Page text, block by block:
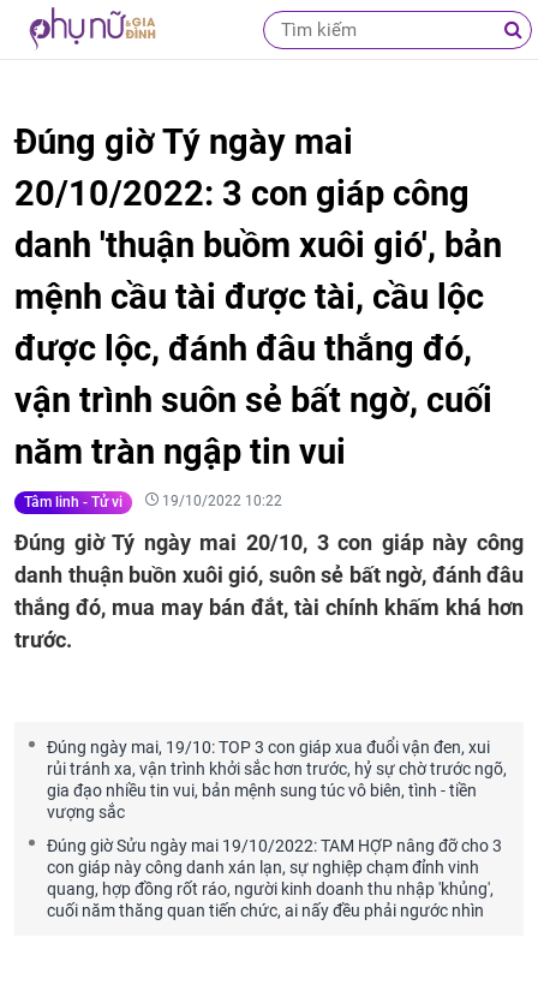
Đúng giờ Tý ngày mai
20/10/2022: 3 con giáp công
danh 'thuận buồm xuôi gió', bản
mệnh cầu tài được tài, cầu lộc
được lộc, đánh đâu thắng đó,
vận trình suôn sẻ bất ngờ, cuối
năm tràn ngập tin vui
Tâm linh - Tử vi 19/10/2022 10:22
Đúng giờ Tý ngày mai 20/10, 3 con giáp này công
danh thuận buồn xuôi gió, suôn sẻ bất ngờ, đánh đâu
thắng đó, mua may bán đắt, tài chính khấm khá hơn
trước.
Đúng ngày mai, 19/10: TOP 3 con giáp xua đuổi vận đen, xui
rủi tránh xa, vận trình khởi sắc hơn trước, hỷ sự chờ trước ngõ,
gia đạo nhiều tin vui, bản mệnh sung túc vô biên, tình - tiền
vượng sắc
Đúng giờ Sửu ngày mai 19/10/2022: TAM HỢP nâng đỡ cho 3
con giáp này công danh xán lạn, sự nghiệp chạm đỉnh vinh
quang, hợp đồng rốt ráo, người kinh doanh thu nhập 'khủng',
cuối năm thăng quan tiến chức, ai nấy đều phải ngước nhìn